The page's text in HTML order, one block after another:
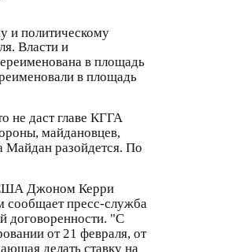
и политическому
Власти и
в площадь
в площадь
не даст главе КГГА
майдановцев,
Майдан разойдется. По
США Джоном Керри
сообщает пресс-служба
договоренности. "С
от 21 февраля, от
делать ставку на